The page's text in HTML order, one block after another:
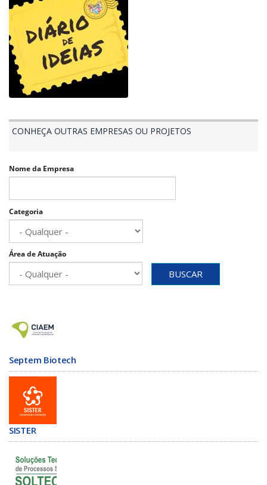
CONHEÇA OUTRAS EMPRESAS OU PROJETOS
Nome da Empresa
Categoria
Área de Atuação
BUSCAR
Septem Biotech
SISTER